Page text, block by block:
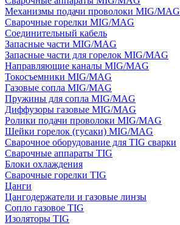
Механизмы подачи проволоки MIG/MAG
Сварочные горелки MIG/MAG
Соединительный кабель
Запасные части MIG/MAG
Запасные части для горелок MIG/MAG
Направляющие каналы MIG/MAG
Токосъемники MIG/MAG
Газовые сопла MIG/MAG
Пружины для сопла MIG/MAG
Диффузоры газовые MIG/MAG
Ролики подачи проволоки MIG/MAG
Шейки горелок (гусаки) MIG/MAG
Сварочное оборудование для TIG сварки
Сварочные аппараты TIG
Блоки охлаждения
Сварочные горелки TIG
Цанги
Цангодержатели и газовые линзы
Сопло газовое TIG
Изоляторы TIG